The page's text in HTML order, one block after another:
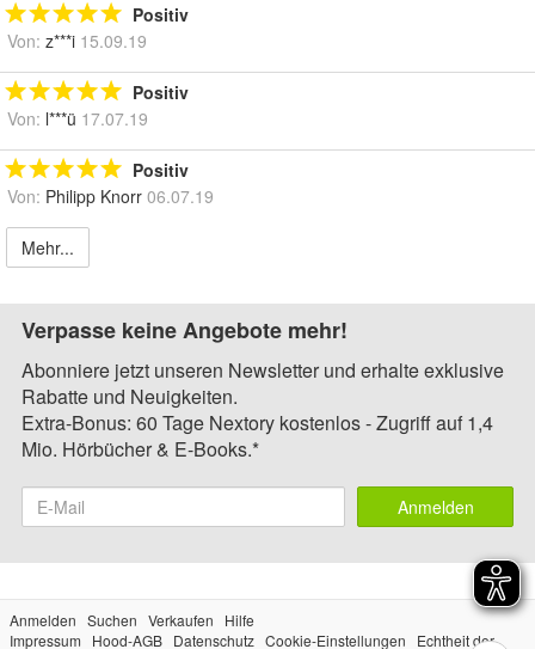
Positiv
Von: z***i 15.09.19
Positiv
Von: l***ü 17.07.19
Positiv
Von: Philipp Knorr 06.07.19
Mehr...
Verpasse keine Angebote mehr!
Abonniere jetzt unseren Newsletter und erhalte exklusive
Rabatte und Neuigkeiten.
Extra-Bonus: 60 Tage Nextory kostenlos - Zugriff auf 1,4
Mio. Hörbücher & E-Books.*
Anmelden
Anmelden Suchen Verkaufen
Hilfe
Impressum
Hood-AGB Datenschutz Cookie-Einstellungen Echtheit der